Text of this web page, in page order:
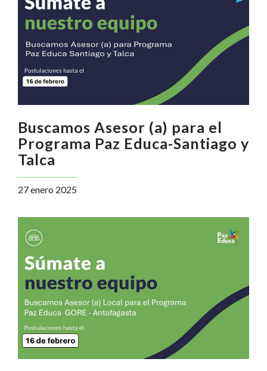
Buscamos Asesor (a) para el
Programa Paz Educa-Santiago y
Talca
27 enero 2025